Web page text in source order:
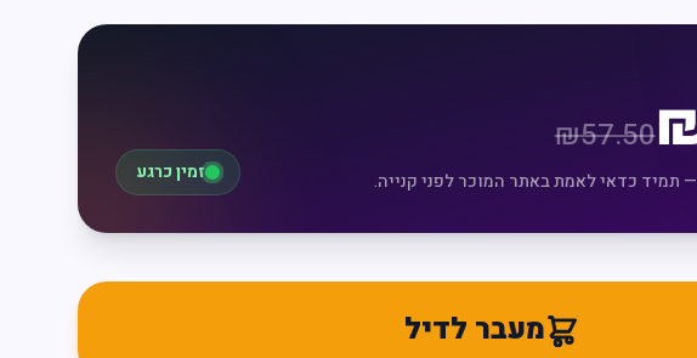
₪57.50
— תמיד כדאי לאמת באתר המוכר לפני קנייה. זמין כרגע
מעבר לדיל